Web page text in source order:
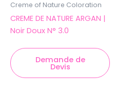
Creme of Nature Coloration
CREME DE NATURE ARGAN |
Noir Doux N° 3.0
Demande de
Devis